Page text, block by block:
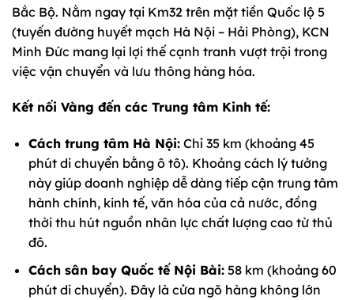
Bắc Bộ. Nằm ngay tại Km32 trên mặt tiền Quốc lộ 5
(tuyến đường huyết mạch Hà Nội – Hải Phòng), KCN
Minh Đức mang lại lợi thế cạnh tranh vượt trội trong
việc vận chuyển và lưu thông hàng hóa.
Kết nối Vàng đến các Trung tâm Kinh tế:
Cách trung tâm Hà Nội:Chỉ 35 km (khoảng 45
phút di chuyển bằng ô tô). Khoảng cách lý tưởng
này giúp doanh nghiệp dễ dàng tiếp cận trung tâm
hành chính, kinh tế, văn hóa của cả nước, đồng
thời thu hút nguồn nhân lực chất lượng cao từ thủ
đô.
Cách sân bay Quốc tế Nội Bài:58 km (khoảng 60
phút di chuyển). Đây là cửa ngõ hàng không lớn